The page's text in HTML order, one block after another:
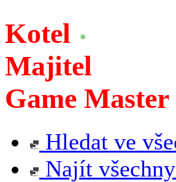
Kotel
Majitel
Game Master
Hledat ve
Najít